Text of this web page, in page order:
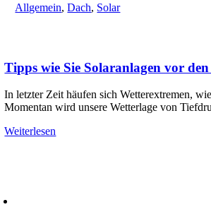
Allgemein,Dach, Solar
Tipps wie Sie Solaranlagen vor
In letzter Zeit häufen sich Wetterextremen,
Momentan wird unsere Wetterlage von
Weiterlesen